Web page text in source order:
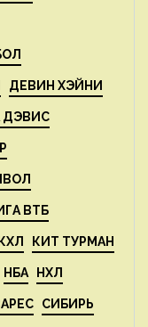
ДЕВИН ХЭЙНИ
ДЭВИС
ВТБ
КХЛ КИТ ТУРМАН
НБА НХЛ
СИБИРЬ